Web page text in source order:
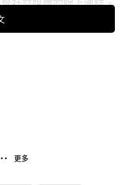
社交媒體的線上連結。
至反社交的行為，如
書自拍、在公共交通上
更多